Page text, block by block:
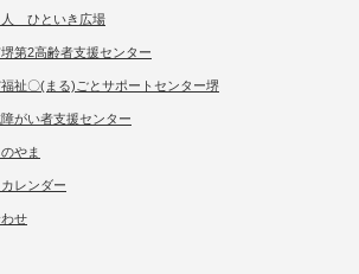
ひといき広場
第2高齢者支援センター
祉〇(まる)ごとサポートセンター堺
がい者支援センター
やま
レンダー
せ